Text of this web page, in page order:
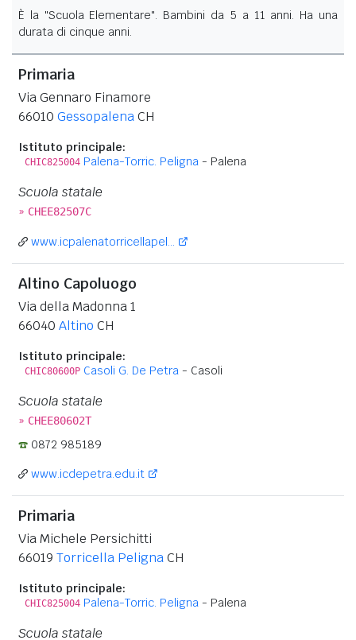
È la "Scuola Elementare". Bambini da 5 a 11 anni. Ha una
durata di cinque anni.
Primaria
Via Gennaro Finamore
66010 GessopalenaCH
Istituto principale:
CHIC825004 Palena-Torric. Peligna - Palena
Scuola statale
» CHEE82507C
www.icpalenatorricellapel...
Altino Capoluogo
Via della Madonna 1
66040 Altino CH
Istituto principale:
CHIC80600P Casoli G. De Petra - Casoli
Scuola statale
» CHEE80602T
0872 985189
www.icdepetra.edu.it
Primaria
Via Michele Persichitti
66019 Torricella PelignaCH
Istituto principale:
CHIC825004 Palena-Torric. Peligna - Palena
Scuola statale